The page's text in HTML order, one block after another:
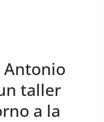
Antonio
taller
a la